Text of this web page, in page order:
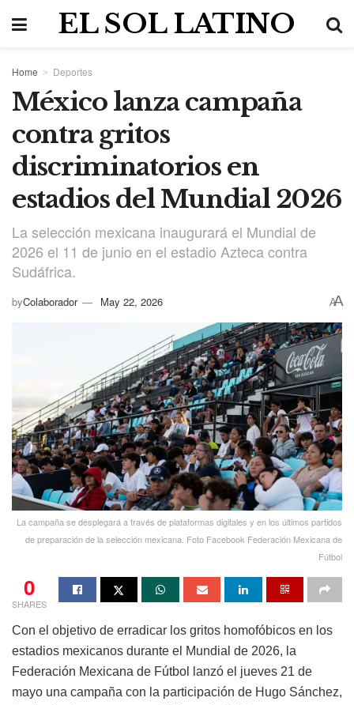
EL SOL LATINO
Home Deportes
México lanza campaña
contra gritos
discriminatorios en
estadios del Mundial 2026
La selección mexicana inaugurará el Mundial de
2026 el 11 de junio en el estadio Azteca contra
Sudáfrica.
byColaborador May 22, 2026 AA
La campaña se desplegará a través de plataformas digitales y en los últimos partidos
de preparación de la selección mexicana. Foto Facebook Federación Mexicana de
Fútbol
0
SHARES
Con el objetivo de erradicar los gritos homofóbicos en los
estadios mexicanos durante el Mundial de 2026, la
Federación Mexicana de Fútbol lanzó el jueves 21 de
mayo una campaña con la participación de Hugo Sánchez,